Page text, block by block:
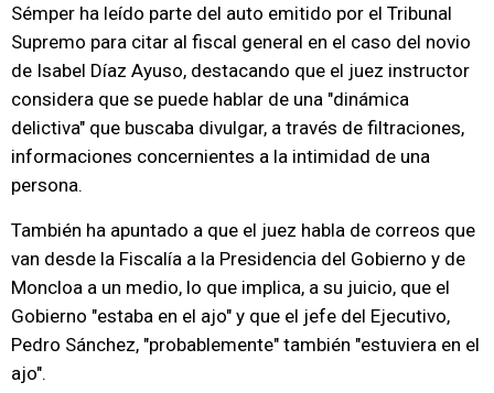
Sémper ha leído parte del auto emitido por el Tribunal
Supremo para citar al fiscal general en el caso del novio
de Isabel Díaz Ayuso, destacando que el juez instructor
considera que se puede hablar de una "dinámica
delictiva" que buscaba divulgar, a través de filtraciones,
informaciones concernientes a la intimidad de una
persona.
También ha apuntado a que el juez habla de correos que
van desde la Fiscalía a la Presidencia del Gobierno y de
Moncloa a un medio, lo que implica, a su juicio, que el
Gobierno "estaba en el ajo" y que el jefe del Ejecutivo,
Pedro Sánchez, "probablemente" también "estuviera en el
ajo".